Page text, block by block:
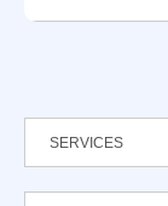
SERVICES